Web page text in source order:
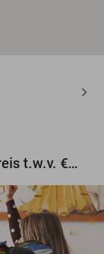
Maak gratis kans op een droomreis t.w.v. €3.000!